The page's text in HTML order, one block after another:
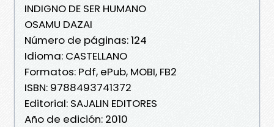
INDIGNO DE SER HUMANO
OSAMU DAZAI
Número de páginas: 124
Idioma: CASTELLANO
Formatos: Pdf, ePub, MOBI, FB2
ISBN: 9788493741372
Editorial: SAJALIN EDITORES
Año de edición: 2010